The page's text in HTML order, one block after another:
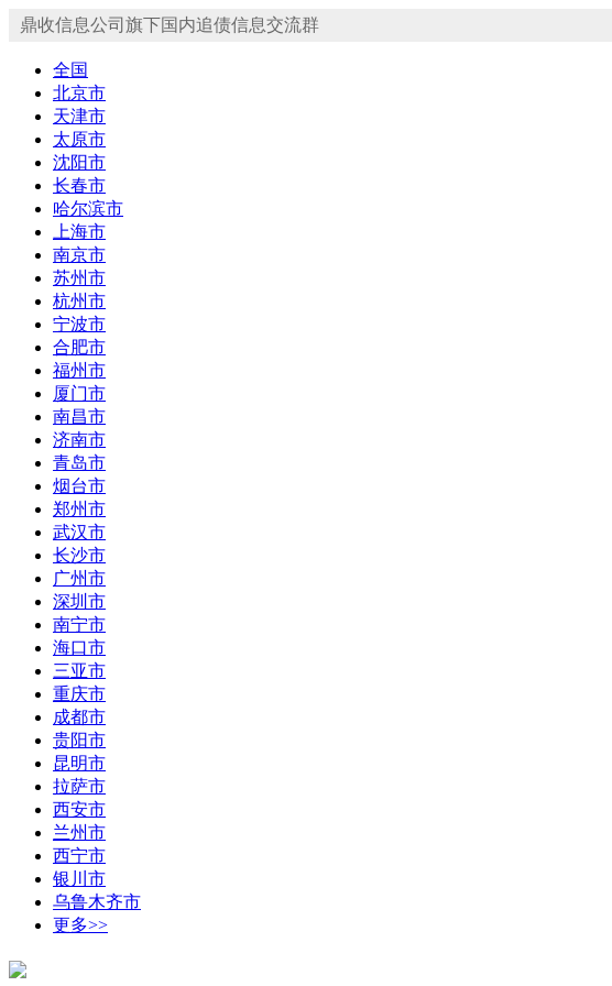
鼎收信息公司旗下国内追债信息交流群
全国
北京市
天津市
太原市
沈阳市
长春市
哈尔滨市
上海市
南京市
苏州市
杭州市
宁波市
合肥市
福州市
厦门市
南昌市
济南市
青岛市
烟台市
郑州市
武汉市
长沙市
广州市
深圳市
南宁市
海口市
三亚市
重庆市
成都市
贵阳市
昆明市
拉萨市
西安市
兰州市
西宁市
银川市
乌鲁木齐市
更多>>